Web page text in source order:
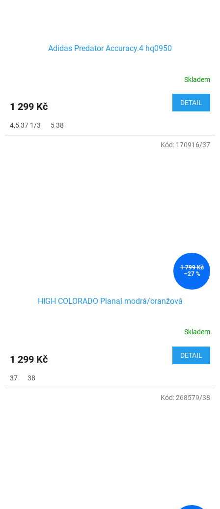
Adidas Predator Accuracy.4 hq0950
Skladem
1 299 Kč DETAIL
4,5 37 1/3 5 38
1 799 Kč
–27 %
HIGH COLORADO Planai modrá/oranžová
Skladem
1 299 Kč DETAIL
37 38
Kód: 170916/37
Kód:268579/38